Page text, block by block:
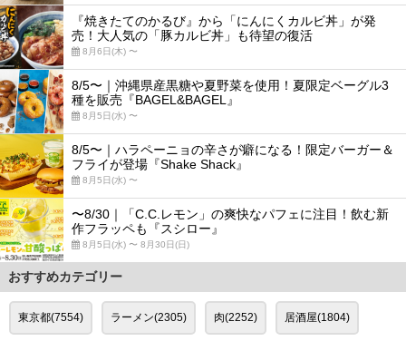
『焼きたてのかるび』から「にんにくカルビ丼」が発
売！大人気の「豚カルビ丼」も待望の復活
8月6日(木) 〜
8/5〜｜沖縄県産黒糖や夏野菜を使用！夏限定ベーグル3
種を販売『BAGEL&BAGEL』
8月5日(水) 〜
8/5〜｜ハラペーニョの辛さが癖になる！限定バーガー＆
フライが登場『Shake Shack』
8月5日(水) 〜
〜8/30｜「C.C.レモン」の爽快なパフェに注目！飲む新
作フラッペも『スシロー』
8月5日(水) 〜 8月30日(日)
おすすめカテゴリー
東京都(7554) ラーメン(2305) 肉(2252) 居酒屋(1804)